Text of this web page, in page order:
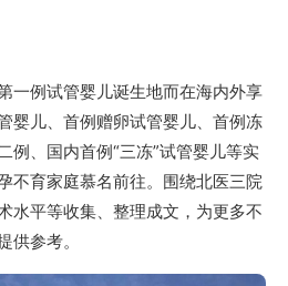
一例试管婴儿诞生地而在海内外享
婴儿、首例赠卵试管婴儿、首例冻
例、国内首例“三冻”试管婴儿等实
不育家庭慕名前往。围绕北医三院
水平等收集、整理成文，为更多不
供参考。